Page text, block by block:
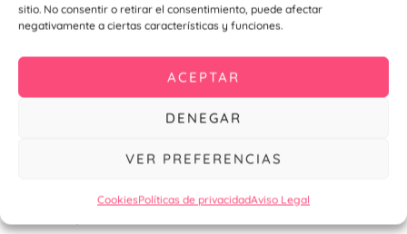
sitio. No consentir o retirar el consentimiento, puede afectar
negativamente a ciertas características y funciones.
ACEPTAR
DENEGAR
VER PREFERENCIAS
CookiesPolíticas de privacidadAviso Legal
Detalles Adicionales:
Versatilidad:Además de bodas, este xbanner es ideal
para otros eventos especiales como bautizos,
solución versátil para cualquier ocasión.
Presentación Profesional: La estructura robusta del
presentación profesional y atractiva, añadiendo un